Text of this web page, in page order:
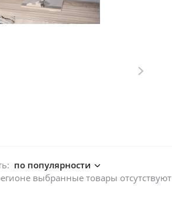
по популярности
выбранные товары отсутствуют